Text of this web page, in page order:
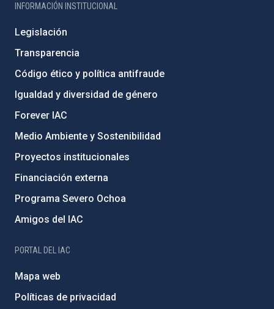
INFORMACIÓN INSTITUCIONAL
Legislación
Transparencia
Código ético y política antifraude
Igualdad y diversidad de género
Forever IAC
Medio Ambiente y Sostenibilidad
Proyectos institucionales
Financiación externa
Programa Severo Ochoa
Amigos del IAC
PORTAL DEL IAC
Mapa web
Políticas de privacidad